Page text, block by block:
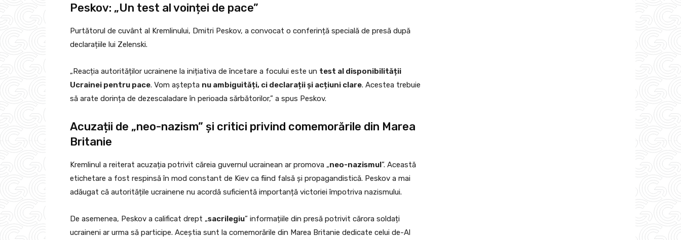
Peskov: „Un test al voinței de pace”
Purtătorul de cuvânt al Kremlinului, Dmitri Peskov, a convocat o conferință specială de presă după
declarațiile lui Zelenski.
„Reacția autorităților ucrainene la inițiativa de încetare a focului este un test al disponibilității
Ucrainei pentru pace. Vom aștepta nu ambiguități, ci declarații și acțiuni clare. Acestea trebuie
să arate dorința de dezescaladare în perioada sărbătorilor,” a spus Peskov.
Acuzații de „neo-nazism” și critici privind comemorările din Marea
Britanie
Kremlinul a reiterat acuzația potrivit căreia guvernul ucrainean ar promova „neo-nazismul”. Această
etichetare a fost respinsă în mod constant de Kiev ca fiind falsă și propagandistică. Peskov a mai
adăugat că autoritățile ucrainene nu acordă suficientă importanță victoriei împotriva nazismului.
De asemenea, Peskov a calificat drept „sacrilegiu” informațiile din presă potrivit cărora soldați
ucraineni ar urma să participe. Aceștia sunt la comemorările din Marea Britanie dedicate celui de-Al